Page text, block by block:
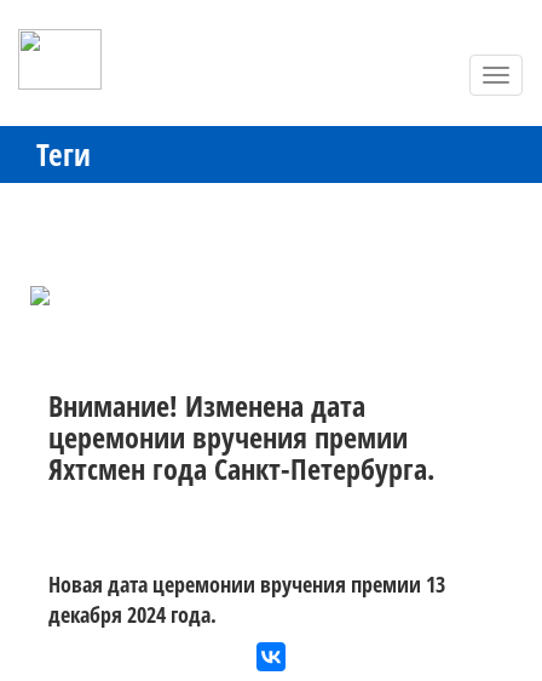
Теги
Внимание! Изменена дата
церемонии вручения премии
Яхтсмен года Санкт-Петербурга.
Новая дата церемонии вручения премии 13
декабря 2024 года.